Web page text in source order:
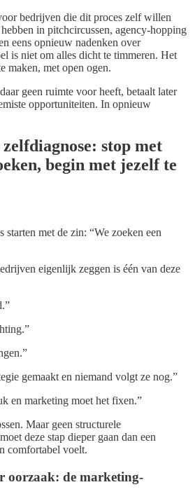
bedrijven die dit proces zelf willen
in pitchcircussen, agency-hopping
eens opnieuw nadenken over
is niet om alles dicht te timmeren. Het
maken, met open ogen.
geen ruimte voor heeft, betaalt later
opportuniteiten. In opnieuw
stop met
begin met jezelf te
starten met de zin: “We zoeken een
eigenlijk zeggen is één van deze
gemaakt en niemand volgt ze nog.”
en marketing moet het fixen.”
Maar geen structurele
deze stap dieper gaan dan een
comfortabel voelt.
oorzaak: de marketing-